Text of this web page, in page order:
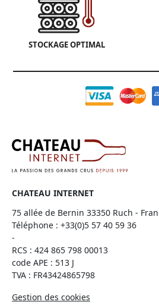
STOCKAGE OPTIMAL
CHATEAU INTERNET
75 allée de Bernin 33350 Ruch -
Téléphone : +33(0)5 57 40 59 36
-
RCS : 424 865 798 00013
code APE : 513 J
TVA : FR43424865798
Gestion des cookies